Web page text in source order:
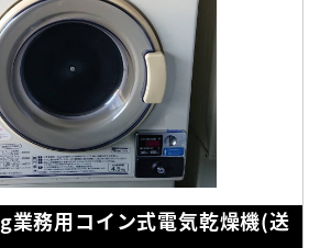
業務用コイン式電気乾燥機(送